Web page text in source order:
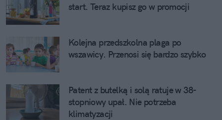
start. Teraz kupisz go w promocji
Kolejna przedszkolna plaga po
wszawicy. Przenosi się bardzo szybko
Patent z butelką i solą ratuje w 38-
stopniowy upał. Nie potrzeba
klimatyzacji